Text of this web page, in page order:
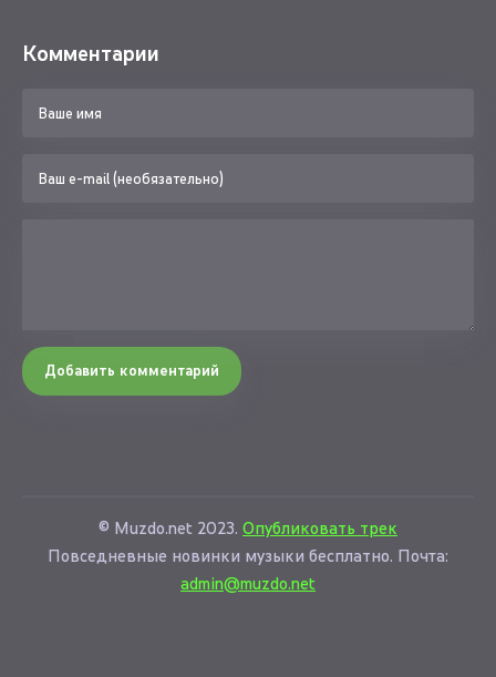
Комментарии
Добавить комментарий
© Muzdo.net 2023. Опубликовать трек
Повседневные новинки музыки бесплатно. Почта:
admin@muzdo.net